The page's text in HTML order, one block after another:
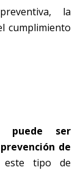
la
cumplimiento
puede ser
de
tipo de